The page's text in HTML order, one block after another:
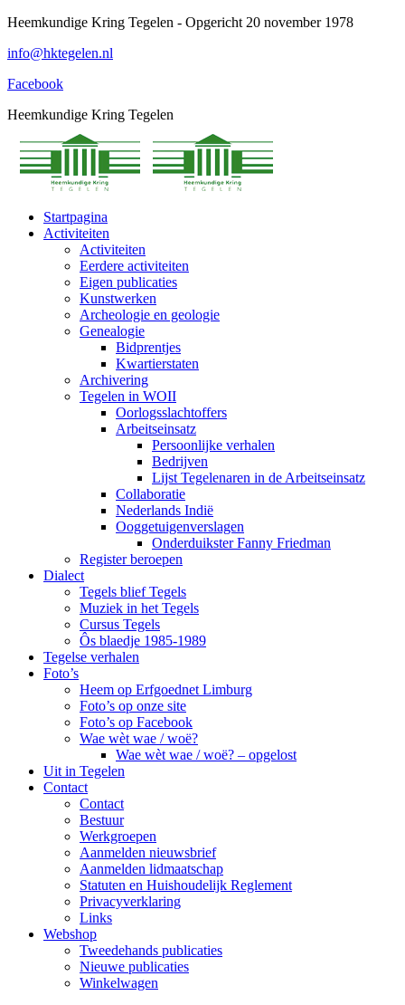
Spring
content
Heemkundige Kring Tegelen - Opgericht 20 november 1978
info@hktegelen.nl
Facebook
Heemkundige Kring Tegelen
Startpagina
Activiteiten
Activiteiten
Eerdere activiteiten
Eigen publicaties
Kunstwerken
Archeologie en geologie
Genealogie
Bidprentjes
Kwartierstaten
Archivering
Tegelen in WOII
Oorlogsslachtoffers
Arbeitseinsatz
Persoonlijke verhalen
Bedrijven
Lijst Tegelenaren in de Arbeitseinsatz
Collaboratie
Nederlands Indië
Ooggetuigenverslagen
Onderduikster Fanny Friedman
Register beroepen
Dialect
Tegels blief Tegels
Muziek in het Tegels
Cursus Tegels
Ôs blaedje 1985-1989
Tegelse verhalen
Foto’s
Heem op Erfgoednet Limburg
Foto’s op onze site
Foto’s op Facebook
Wae wèt wae / woë?
Wae wèt wae / woë? – opgelost
Uit in Tegelen
Contact
Contact
Bestuur
Werkgroepen
Aanmelden nieuwsbrief
Aanmelden lidmaatschap
Statuten en Huishoudelijk Reglement
Privacyverklaring
Links
Webshop
Tweedehands publicaties
Nieuwe publicaties
Winkelwagen